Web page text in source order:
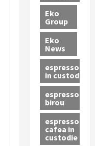
Eko
Group
Eko
News
espressoare
in custodie
espressor
birou
espressor
cafea in
custodie